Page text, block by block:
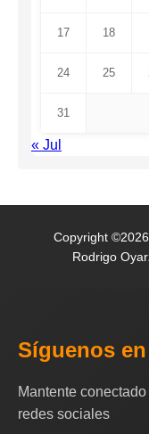
17 18
24 25
31
« Jul
Copyright ©2026
Rodrigo
Síguenos
Mantente
redes sociales